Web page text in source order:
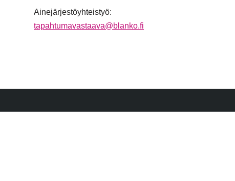
Ainejärjestöyhteistyö:
tapahtumavastaava@blanko.fi